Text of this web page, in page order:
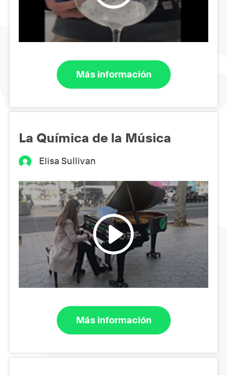
Más información
La Química de la Música
Elisa Sullivan
Más información